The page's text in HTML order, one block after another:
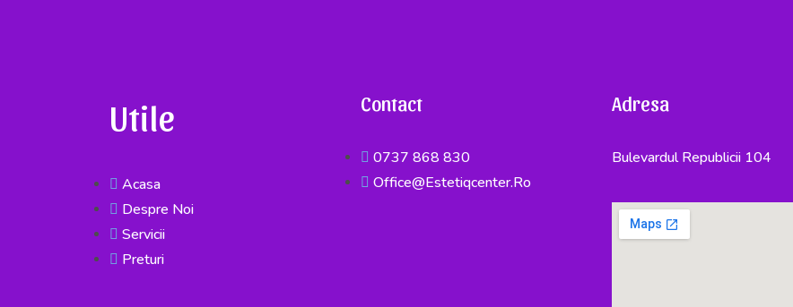
Utile
Acasa
Despre Noi
Servicii
Preturi
Contact
0737 868 830
Office@estetiqcenter.ro
Adresa
Bulevardul Republicii 104